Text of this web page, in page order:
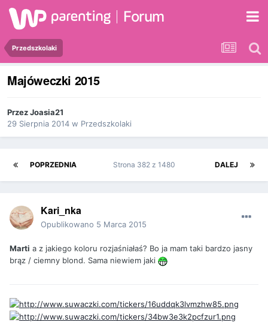
Forum
Przedszkolaki
Majóweczki 2015
PrzezJoasia21
29 Sierpnia 2014 w Przedszkolaki
POPRZEDNIA DALEJ
Strona 382 z 1480
Kari_nka
Opublikowano 5 Marca 2015
Marti a z jakiego koloru rozjaśniałaś? Bo ja mam taki bardzo jasny
brąz / ciemny blond. Sama niewiem jaki